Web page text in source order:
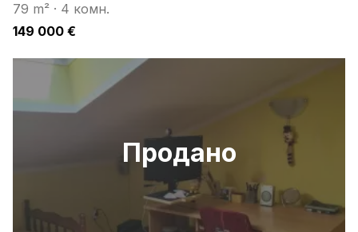
79 m² · 4 комн.
149 000 €
Продано